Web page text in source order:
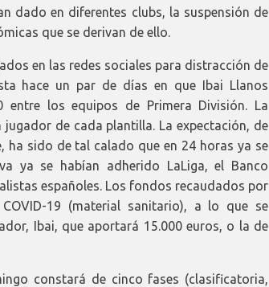
dado en diferentes clubs, la suspensión de
que se derivan de ello.
en las redes sociales para distracción de
hace un par de días en que Ibai Llanos
los equipos de Primera División. La
de cada plantilla. La expectación, de
ha sido de tal calado que en 24 horas ya se
ya se habían adherido LaLiga, el Banco
españoles. Los fondos recaudados por
19 (material sanitario), a lo que se
Ibai, que aportará 15.000 euros, o la de
constará de cinco fases (clasificatoria,